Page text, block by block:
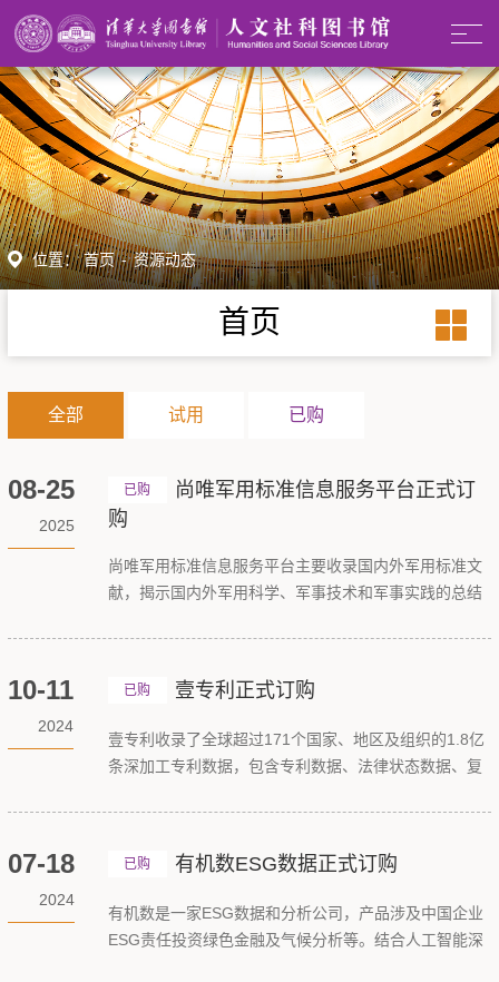
位置：首页 - 资源动态
首页
全部 试用 已购
08-25
2025
已购
尚唯军用标准信息服务平台正式订
购
尚唯军用标准信息服务平台主要收录国内外军用标准文
献，揭示国内外军用科学、军事技术和军事实践的总结
领域的标准文献。
10-11
2024
已购 壹专利正式订购
壹专利收录了全球超过171个国家、地区及组织的1.8亿
条深加工专利数据，包含专利数据、法律状态数据、复
工具。
07-18
2024
已购 有机数ESG数据正式订购
有机数是一家ESG数据和分析公司，产品涉及中国企业
ESG责任投资绿色金融及气候分析等。结合人工智能深